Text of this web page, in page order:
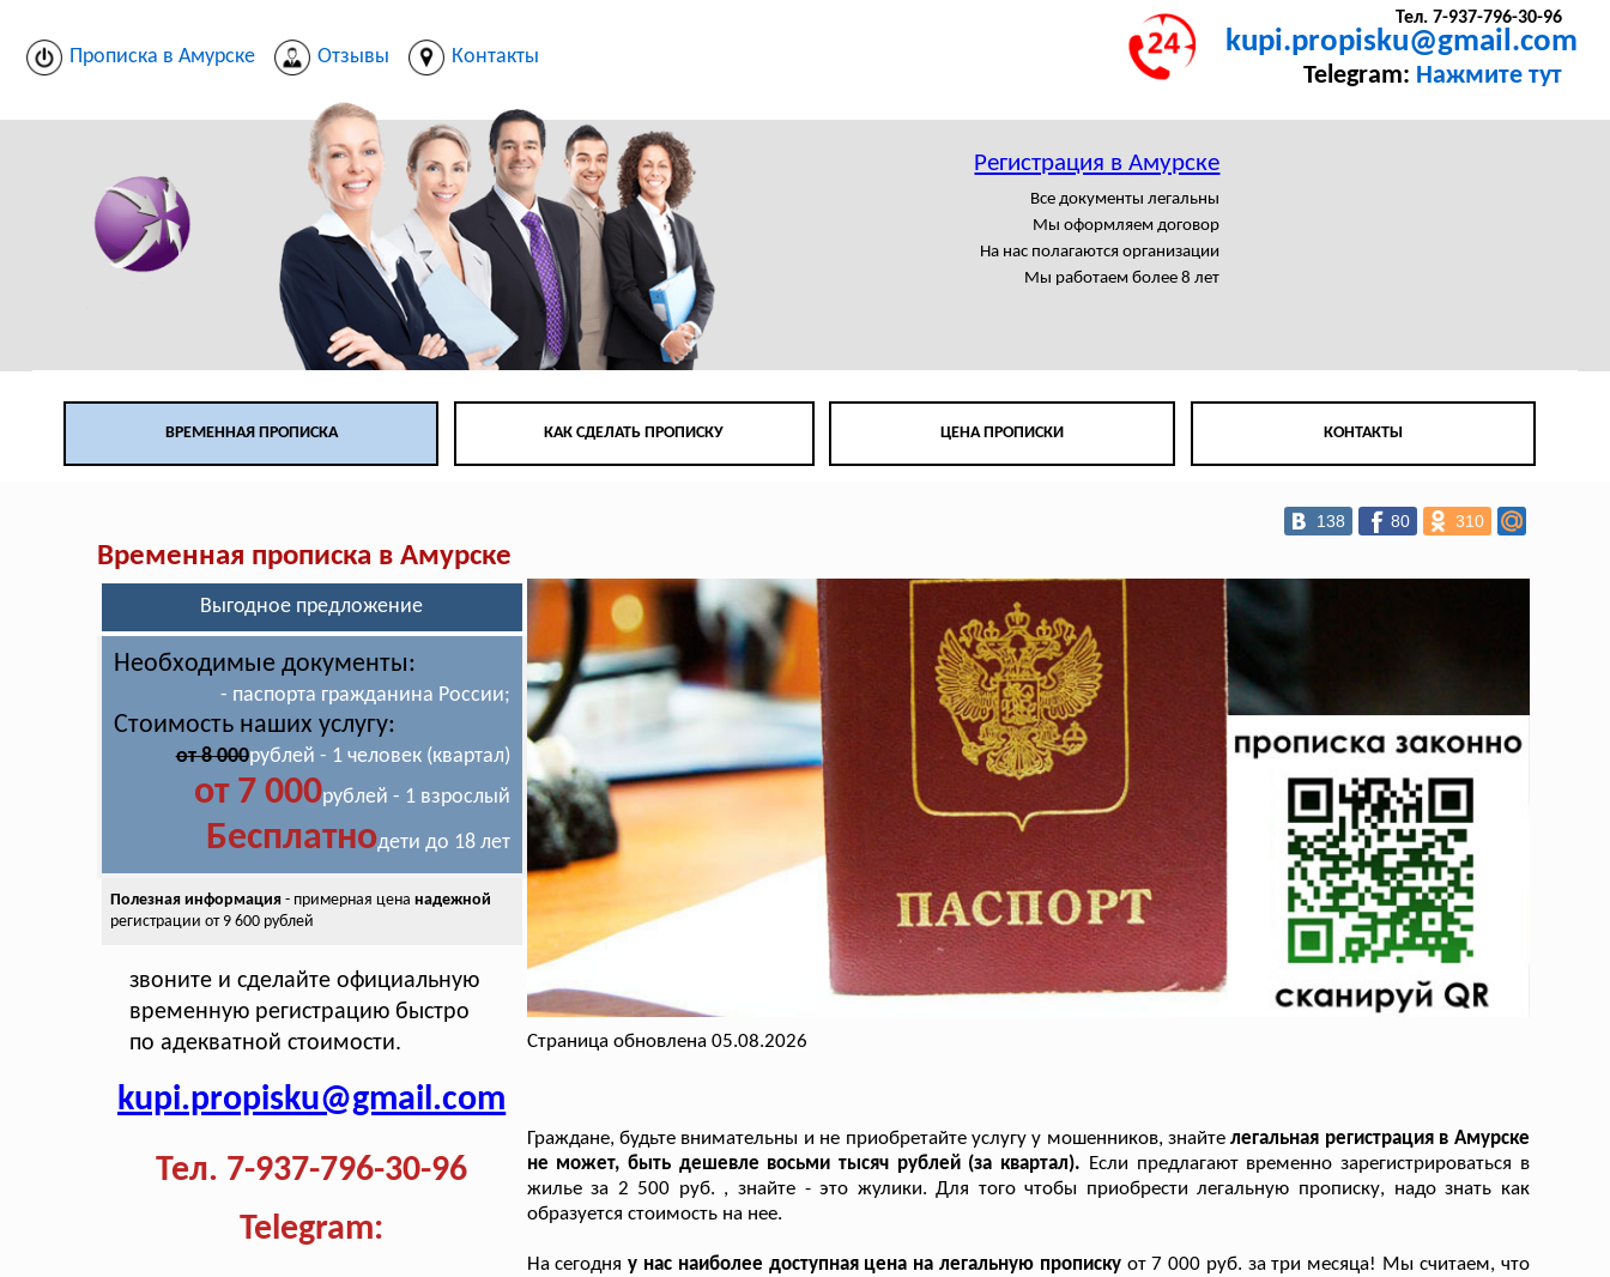
Прописка в Амурске Отзывы Контакты
Тел. 7-937-796-30-96
kupi.propisku@gmail.com
Telegram: Нажмите тут
Регистрация в Амурске
Все документы легальны
Мы оформляем договор
На нас полагаются организации
Мы работаем более 8 лет
ВРЕМЕННАЯ ПРОПИСКА КАК СДЕЛАТЬ ПРОПИСКУ ЦЕНА ПРОПИСКИ КОНТАКТЫ
138 80 310
Временная прописка в Амурске
Выгодное предложение
Необходимые документы:
- паспорта гражданина России;
Стоимость наших услугу:
от 8 000рублей - 1 человек (квартал)
от 7 000рублей - 1 взрослый
Бесплатнодети до 18 лет
Полезная информация- примерная цена надежной
регистрации от 9 600 рублей
звоните и сделайте официальную
временную регистрацию быстро
по адекватной стоимости.
kupi.propisku@gmail.com
Тел. 7-937-796-30-96
Telegram:
Страница обновлена 05.08.2026
Граждане, будьте внимательны и не приобретайте услугу у мошенников, знайтелегальная регистрация в Амурске
не может, быть дешевле восьми тысяч рублей (за квартал). Если предлагают временно зарегистрироваться в
жилье за 2 500 руб. , знайте - это жулики. Для того чтобы приобрести легальную прописку, надо знать как
образуется стоимость на нее.
На сегодня у нас наиболее доступная цена на легальную прописку от 7 000 руб. за три месяца! Мы считаем, что